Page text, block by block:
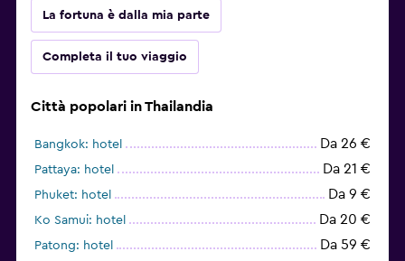
La fortuna è dalla mia parte
Completa il tuo viaggio
Città popolari in Thailandia
Bangkok: hotel Da 26 €
Pattaya: hotel Da 21 €
Phuket: hotel Da 9 €
Ko Samui: hotel Da 20 €
Patong: hotel Da 59 €